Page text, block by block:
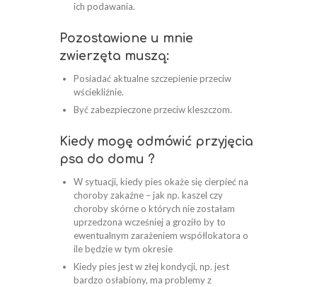
ich podawania.
Pozostawione u mnie
zwierzęta muszą:
Posiadać aktualne szczepienie przeciw
wściekliźnie.
Być zabezpieczone przeciw kleszczom.
Kiedy mogę odmówić przyjęcia
psa do domu ?
W sytuacji, kiedy pies okaże się cierpieć na
choroby zakaźne – jak np. kaszel czy
choroby skórne o których nie zostałam
uprzedzona wcześniej a groziło by to
ewentualnym zarażeniem współlokatora o
ile będzie w tym okresie
Kiedy pies jest w złej kondycji, np. jest
bardzo osłabiony, ma problemy z